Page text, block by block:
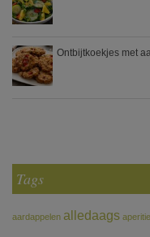
Ontbijtkoekjes met
Tags
aardappelen alledaags